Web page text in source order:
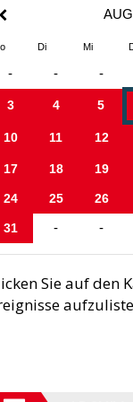
Di Mi
- - -
3 4 5
10 11 12
17 18 19
24 25 26
31 - -
Sie auf den